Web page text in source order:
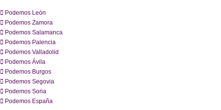
Podemos León
Podemos Zamora
Podemos Salamanca
Podemos Palencia
Podemos Valladolid
Podemos Ávila
Podemos Burgos
Podemos Segovia
Podemos Soria
Podemos España